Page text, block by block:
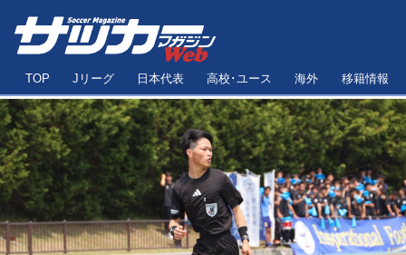
TOP Jリーグ 日本代表 高校･ユース 海外 移籍情報